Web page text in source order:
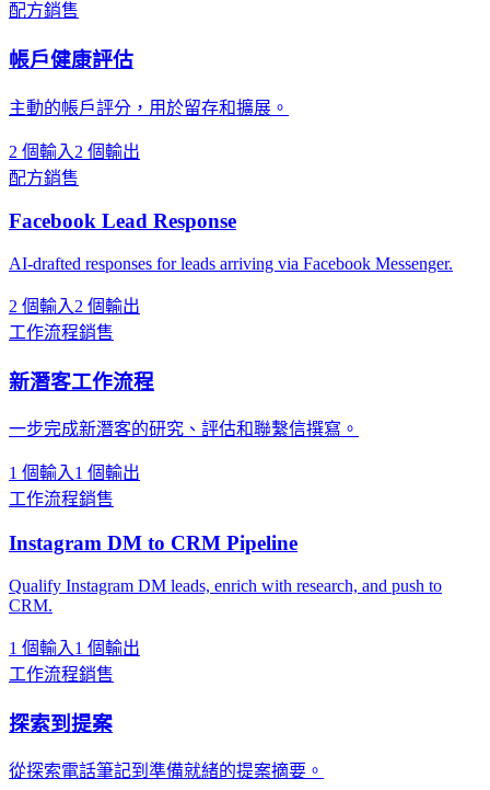
配方銷售
帳戶健康評估
主動的帳戶評分，用於留存和擴展。
2 個輸入 2 個輸出
配方銷售
Facebook Lead Response
AI-drafted responses for leads arriving via Facebook Messenger.
2 個輸入 2 個輸出
工作流程銷售
新潛客工作流程
一步完成新潛客的研究、評估和聯繫信撰寫。
1 個輸入1 個輸出
工作流程銷售
Instagram DM to CRM Pipeline
Qualify Instagram DM leads, enrich with research, and push to
CRM.
1 個輸入 1 個輸出
工作流程銷售
探索到提案
從探索電話筆記到準備就緒的提案摘要。